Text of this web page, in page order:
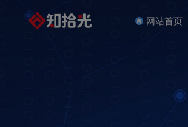
网站首页